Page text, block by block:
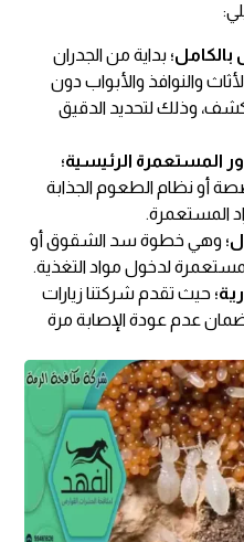
بداية من الجدران
والنوافذ والأبواب دون
وذلك لتحديد الدقيق
المستعمرة الرئيسية؛
أو نظام الطعوم الجذابة
المستعمرة.
وهي خطوة سد الشقوق أو
لدخول مواد التغذية.
حيث تقدم شركتنا زيارات
عدم عودة الإصابة مرة